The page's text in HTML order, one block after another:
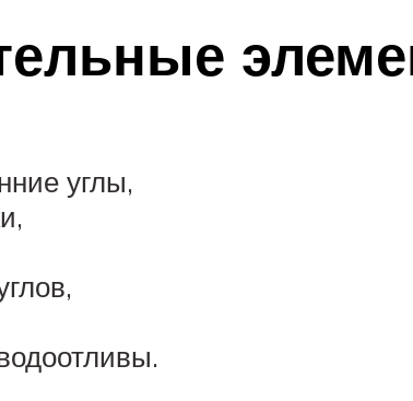
углы,